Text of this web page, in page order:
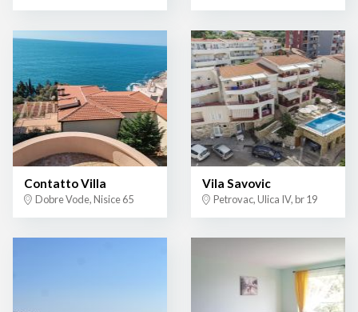
Contatto Villa
Dobre Vode, Nisice 65
Vila Savovic
Petrovac, Ulica IV, br 19